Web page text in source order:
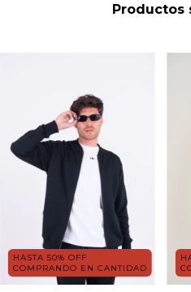
Productos
HASTA 50% OFF
COMPRANDO EN CANTIDAD